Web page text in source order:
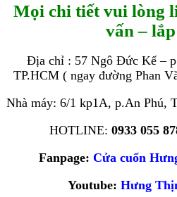
Mọi chi tiết vui lòng
vấn –
Địa chỉ : 57 Ngô Đức Kế –
TP.HCM ( ngay đường Phan
Nhà máy: 6/1 kp1A, p.An Phú,
HOTLINE: 0933 055
Fanpage: Cửa cuốn
Youtube: Hưng